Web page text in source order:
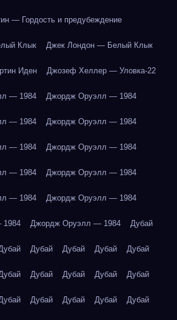
— Гордость и предубеждение
Клык Джек Лондон — Белый Клык
Иден Джозеф Хеллер — Уловка-22
— 1984 Джордж Оруэлл — 1984
— 1984 Джордж Оруэлл — 1984
— 1984 Джордж Оруэлл — 1984
— 1984 Джордж Оруэлл — 1984
— 1984 Джордж Оруэлл — 1984
Джордж Оруэлл — 1984 Дубай
Дубай Дубай Дубай Дубай
Дубай Дубай Дубай Дубай
Дубай Дубай Дубай Дубай